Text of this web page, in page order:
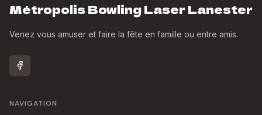
Métropolis Bowling Laser Lanester
Venez vous amuser et faire la fête en famille ou entre amis.
NAVIGATION